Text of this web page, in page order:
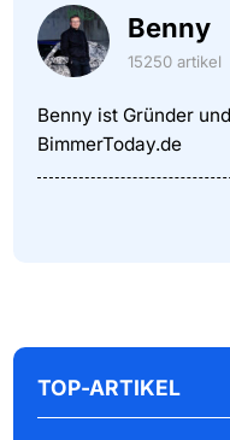
Benny
15250 artikel
Benny ist Gründer
BimmerToday.de
TOP-ARTIKEL